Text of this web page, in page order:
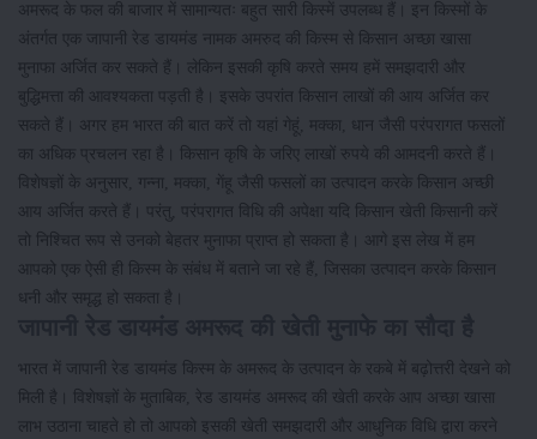
अमरूद के फल की बाजार में सामान्यतः बहुत सारी किस्में उपलब्ध हैं। इन किस्मों के
अंतर्गत एक जापानी रेड डायमंड नामक अमरुद की किस्म से किसान अच्छा खासा
मुनाफा अर्जित कर सकते हैं। लेकिन इसकी कृषि करते समय हमें समझदारी और
बुद्धिमत्ता की आवश्यकता पड़ती है। इसके उपरांत किसान लाखों की आय अर्जित कर
सकते हैं। अगर हम भारत की बात करें तो यहां गेहूं, मक्का, धान जैसी परंपरागत फसलों
का अधिक प्रचलन रहा है। किसान कृषि के जरिए लाखों रुपये की आमदनी करते हैं।
विशेषज्ञों के अनुसार, गन्ना, मक्का, गेंहू जैसी फसलों का उत्पादन करके किसान अच्छी
आय अर्जित करते हैं। परंतु, परंपरागत विधि की अपेक्षा यदि किसान खेती किसानी करें
तो निश्चित रूप से उनको बेहतर मुनाफा प्राप्त हो सकता है। आगे इस लेख में हम
आपको एक ऐसी ही किस्म के संबंध में बताने जा रहे हैं, जिसका उत्पादन करके किसान
धनी और समृद्ध हो सकता है।
भारत में जापानी रेड डायमंड किस्म के अमरूद के उत्पादन के रकबे में बढ़ोत्तरी देखने को
मिली है। विशेषज्ञों के मुताबिक, रेड डायमंड अमरूद की खेती करके आप अच्छा खासा
लाभ उठाना चाहते हो तो आपको इसकी खेती समझदारी और आधुनिक विधि द्वारा करने